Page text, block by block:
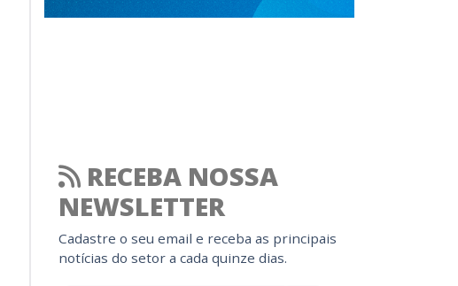
RECEBA NOSSA
NEWSLETTER
Cadastre o seu email e receba as principais
notícias do setor a cada quinze dias.